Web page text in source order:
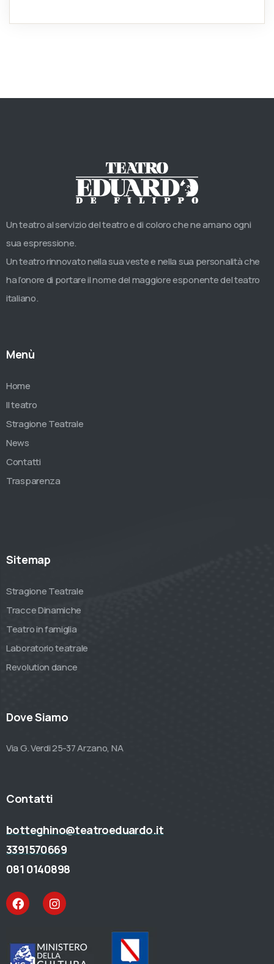
Un teatro al servizio del teatro e di coloro che ne amano ogni
sua espressione.
Un teatro rinnovato nella sua veste e nella sua personalità che
ha l’onore di portare il nome del maggiore esponente del teatro
italiano.
Menù
Home
Il teatro
Stragione Teatrale
News
Contatti
Trasparenza
Sitemap
Stragione Teatrale
Tracce Dinamiche
Teatro in famiglia
Laboratorio teatrale
Revolution dance
Dove Siamo
Via G. Verdi 25-37 Arzano, NA
Contatti
botteghino@teatroeduardo.it
3391570669
081 0140898